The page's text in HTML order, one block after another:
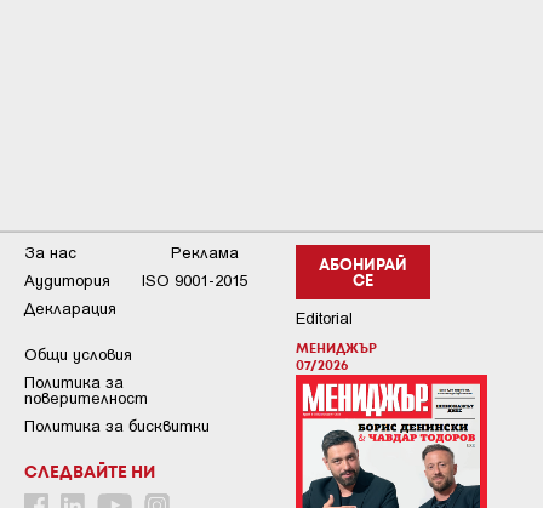
АБОНИРАЙ
СЕ
Editorial
МЕНИДЖЪР
07/2026
За нас
Реклама
Аудитория
ISO 9001-2015
Декларация
Общи условия
Пoлитикa зa
пoвepитeлнocт
Политика за бисквитки
СЛЕДВАЙТЕ НИ